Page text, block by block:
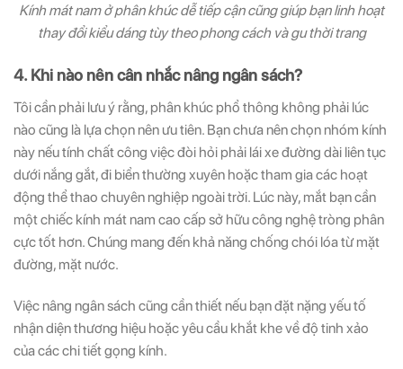
Kính mát nam ở phân khúc dễ tiếp cận cũng giúp bạn linh hoạt
thay đổi kiểu dáng tùy theo phong cách và gu thời trang
4. Khi nào nên cân nhắc nâng ngân sách?
Tôi cần phải lưu ý rằng, phân khúc phổ thông không phải lúc
nào cũng là lựa chọn nên ưu tiên. Bạn chưa nên chọn nhóm kính
này nếu tính chất công việc đòi hỏi phải lái xe đường dài liên tục
dưới nắng gắt, đi biển thường xuyên hoặc tham gia các hoạt
động thể thao chuyên nghiệp ngoài trời. Lúc này, mắt bạn cần
một chiếc kính mát nam cao cấp sở hữu công nghệ tròng phân
cực tốt hơn. Chúng mang đến khả năng chống chói lóa từ mặt
đường, mặt nước.
Việc nâng ngân sách cũng cần thiết nếu bạn đặt nặng yếu tố
nhận diện thương hiệu hoặc yêu cầu khắt khe về độ tinh xảo
của các chi tiết gọng kính.